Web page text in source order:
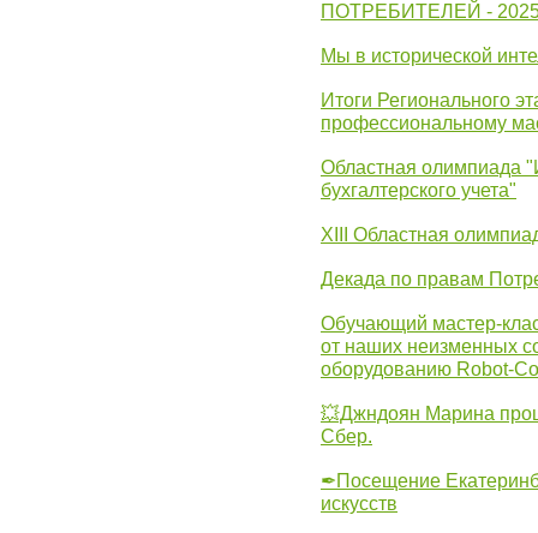
ПОТРЕБИТЕЛЕЙ -
Мы в исторической
Итоги Регионального
профессиональному
Областная олимпиада
бухгалтерского учета"
XIII Областная
Декада по правам
Обучающий мастер-
от наших неизменных
оборудованию Robot-
💥Джндоян Марина
Сбер.
✒Посещение
искусств